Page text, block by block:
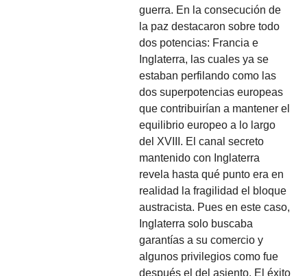
guerra. En la consecución de
la paz destacaron sobre todo
dos potencias: Francia e
Inglaterra, las cuales ya se
estaban perfilando como las
dos superpotencias europeas
que contribuirían a mantener el
equilibrio europeo a lo largo
del XVIII. El canal secreto
mantenido con Inglaterra
revela hasta qué punto era en
realidad la fragilidad el bloque
austracista. Pues en este caso,
Inglaterra solo buscaba
garantías a su comercio y
algunos privilegios como fue
después el del asiento. El éxito